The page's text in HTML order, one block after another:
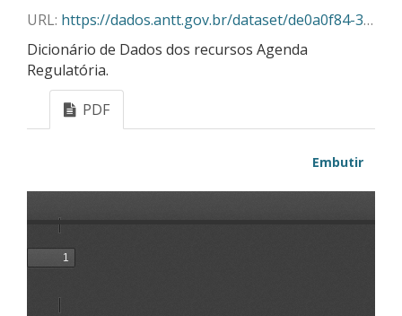
URL: https://dados.antt.gov.br/dataset/de0a0f84-37f5-46b6-b18d-e9688168ecb8/resource/5b2dd2cb-59c3-4512-93f3-79bae2556aac/download/dicionario-de-dados-agenda-regulatoria.pdf
Dicionário de Dados dos recursos Agenda
Regulatória.
PDF
Embutir